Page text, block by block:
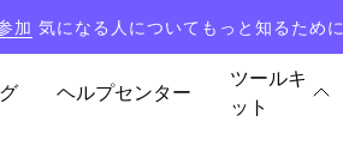
加 気になる人についてもっと知るために
ヘルプセンター
ツールキ
ット